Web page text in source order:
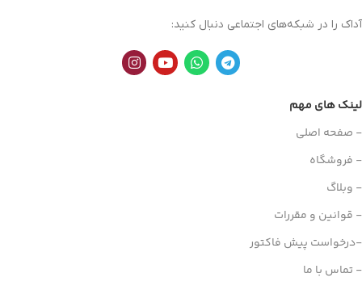
آداک را در شبکه‌های اجتماعی دنبال کنید:
لینک های مهم
- صفحه اصلی
- فروشگاه
- وبلاگ
- قوانین و مقررات
-درخواست پیش فاکتور
- تماس با ما